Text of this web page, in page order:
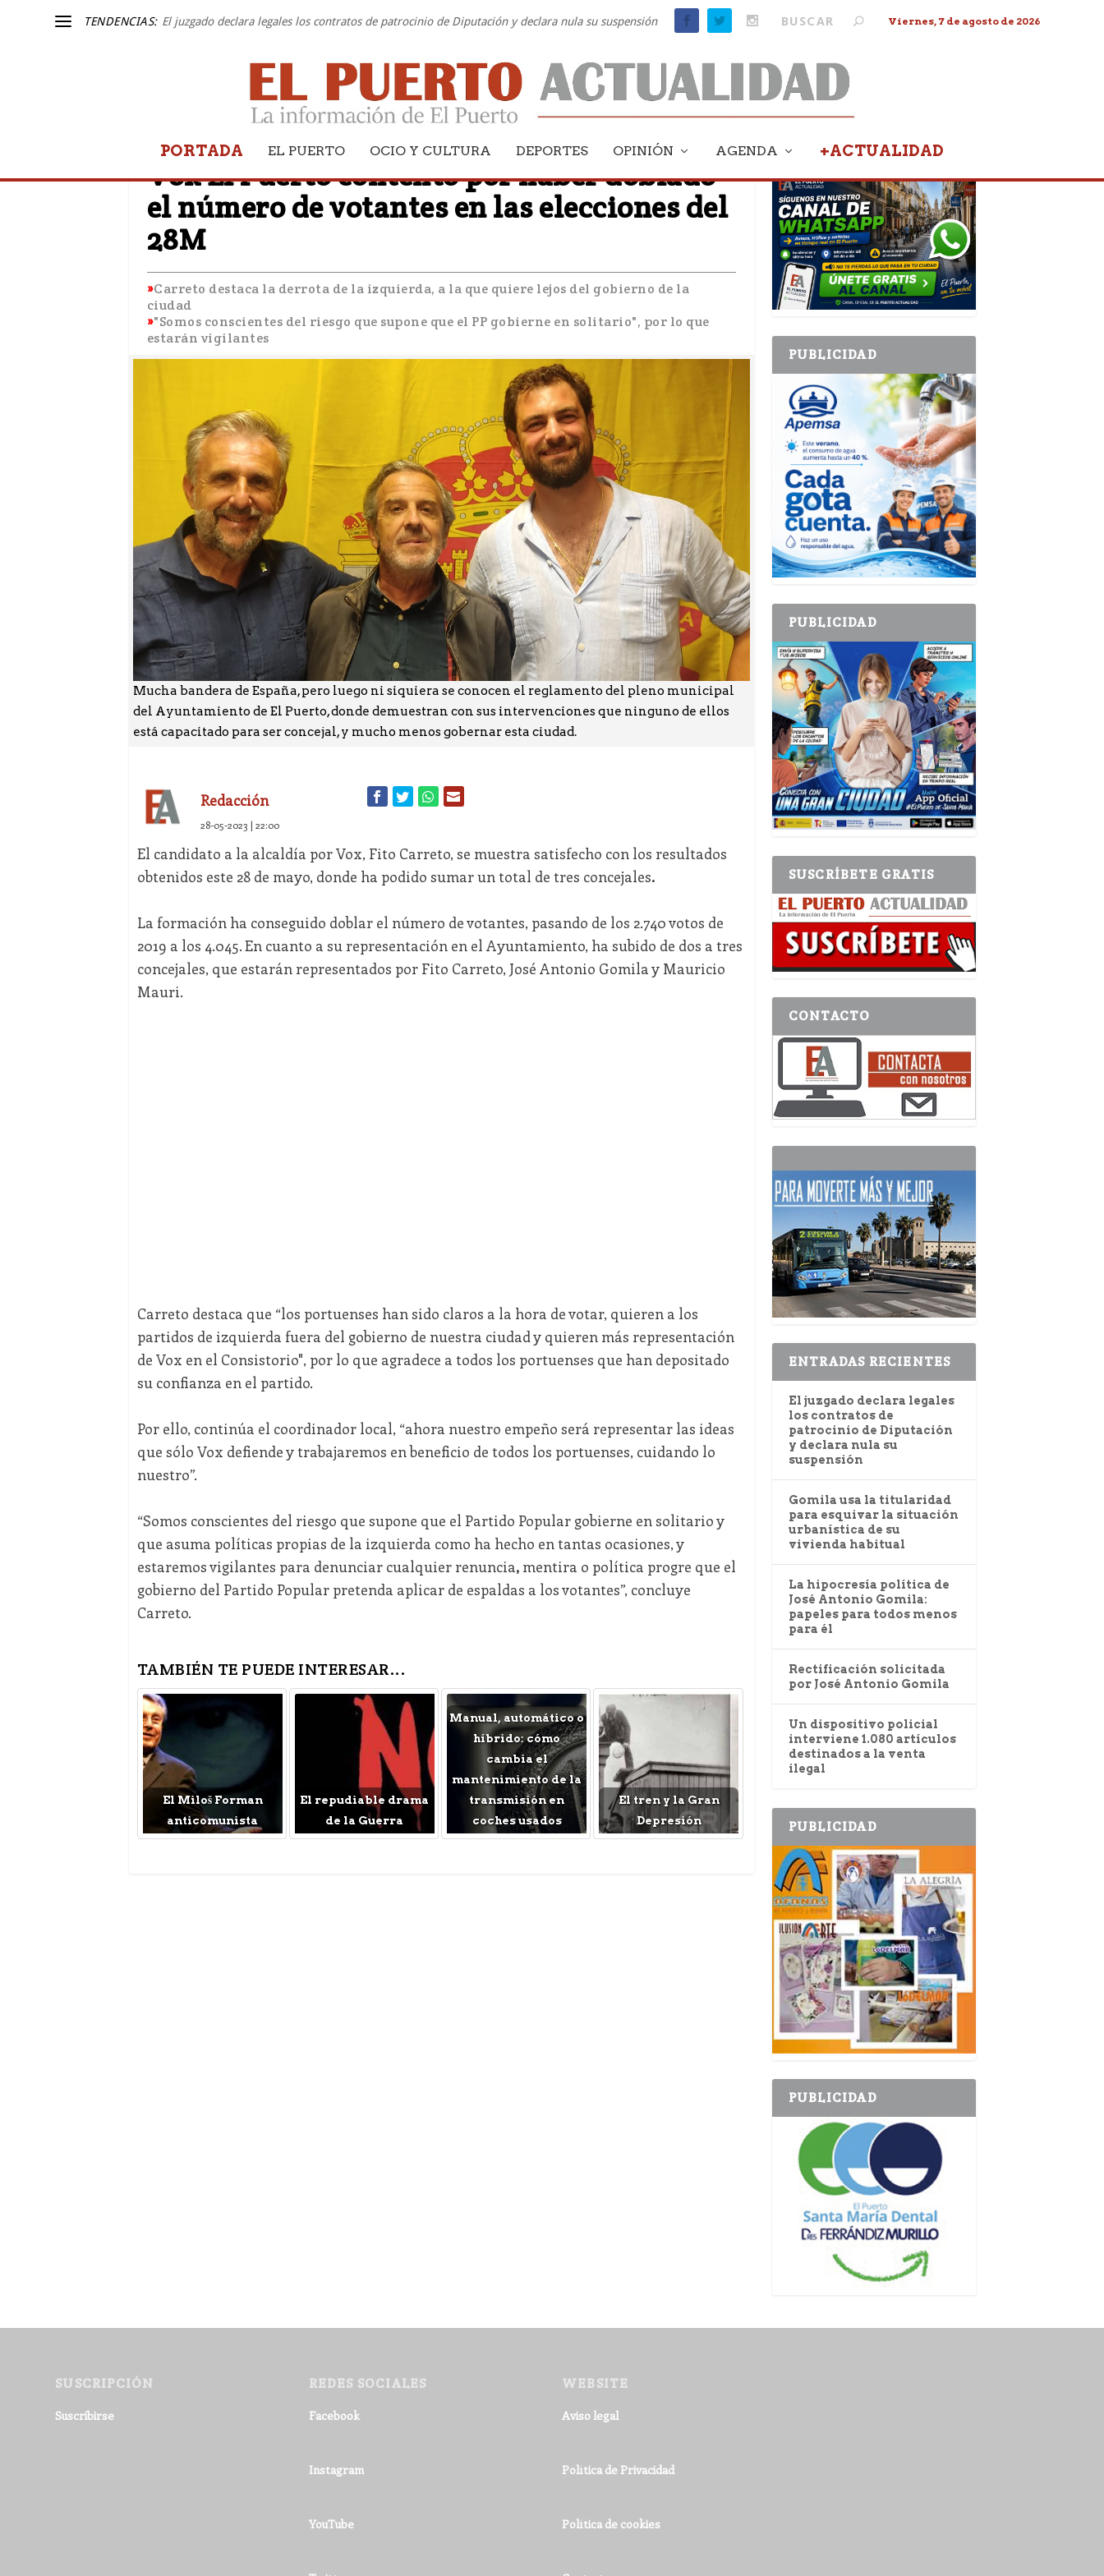
TENDENCIAS: El juzgado declara legales los contratos de patrocinio de Diputación y declara nula su suspensión Viernes, 7 de agosto de 2026
PORTADA EL PUERTO OCIO Y CULTURA DEPORTES OPINIÓN AGENDA +ACTUALIDAD
ELECCIOENS
Vox El Puerto contento por haber doblado
el número de votantes en las elecciones del
28M
Carreto destaca la derrota de la izquierda, a la que quiere lejos del gobierno de la
ciudad
"Somos conscientes del riesgo que supone que el PP gobierne en solitario", por lo que
estarán vigilantes
Mucha bandera de España, pero luego ni siquiera se conocen el reglamento del pleno municipal
del Ayuntamiento de El Puerto, donde demuestran con sus intervenciones que ninguno de ellos
está capacitado para ser concejal, y mucho menos gobernar esta ciudad.
Redacción
28-05-2023 | 22:00
El candidato a la alcaldía por Vox, Fito Carreto, se muestra satisfecho con los resultados
obtenidos este 28 de mayo, donde ha podido sumar un total de tres concejales.
La formación ha conseguido doblar el número de votantes, pasando de los 2.740 votos de
2019 a los 4.045. En cuanto a su representación en el Ayuntamiento, ha subido de dos a tres
concejales, que estarán representados por Fito Carreto, José Antonio Gomila y Mauricio
Mauri.
Carreto destaca que “los portuenses han sido claros a la hora de votar, quieren a los
partidos de izquierda fuera del gobierno de nuestra ciudad y quieren más representación
de Vox en el Consistorio", por lo que agradece a todos los portuenses que han depositado
su confianza en el partido.
Por ello, continúa el coordinador local, “ahora nuestro empeño será representar las ideas
que sólo Vox defiende y trabajaremos en beneficio de todos los portuenses, cuidando lo
nuestro”.
“Somos conscientes del riesgo que supone que el Partido Popular gobierne en solitario y
que asuma políticas propias de la izquierda como ha hecho en tantas ocasiones, y
estaremos vigilantes para denunciar cualquier renuncia, mentira o política progre que el
gobierno del Partido Popular pretenda aplicar de espaldas a los votantes”, concluye
Carreto.
TAMBIÉN TE PUEDE INTERESAR...
El Miloš Forman
anticomunista
El repudiable drama
de la Guerra
Manual, automático o
híbrido: cómo
cambia el
mantenimiento de la
transmisión en
coches usados
El tren y la Gran
Depresión
PUBLICIDAD
PUBLICIDAD
PUBLICIDAD
SUSCRÍBETE GRATIS
CONTACTO
ENTRADAS RECIENTES
El juzgado declara legales
los contratos de
patrocinio de Diputación
y declara nula su
suspensión
Gomila usa la titularidad
para esquivar la situación
urbanística de su
vivienda habitual
La hipocresía política de
José Antonio Gomila:
papeles para todos menos
para él
Rectificación solicitada
por José Antonio Gomila
Un dispositivo policial
interviene 1.080 artículos
destinados a la venta
ilegal
PUBLICIDAD
PUBLICIDAD
SUSCRIPCIÓN
Suscribirse
REDES SOCIALES
Facebook
Instagram
YouTube
WEBSITE
Aviso legal
Política de Privacidad
Política de cookies